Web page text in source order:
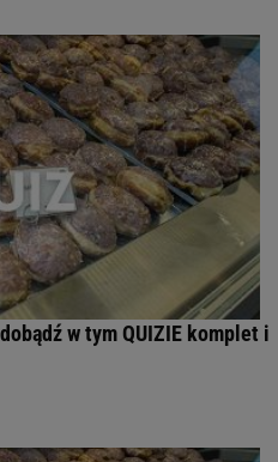
w tym QUIZIE komplet i